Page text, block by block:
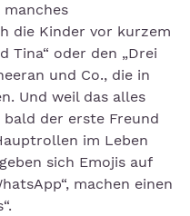
manches
die Kinder vor kurzem
Tina“ oder den „Drei
und Co., die in
Und weil das alles
der erste Freund
im Leben
sich Emojis auf
machen einen